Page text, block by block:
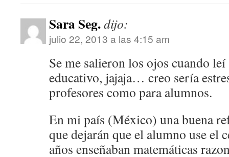
Sara Seg.dijo:
julio 22, 2013 a las 4:15 am
Se me salieron los ojos cuando
educativo, jajaja… creo sería
profesores como para alumnos.
En mi país (México) una buena
que dejarán que el alumno use el
años enseñaban matemáticas